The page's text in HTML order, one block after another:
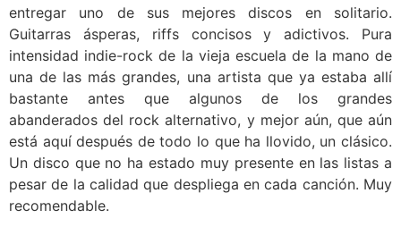
entregar uno de sus mejores discos en solitario.
Guitarras ásperas, riffs concisos y adictivos. Pura
intensidad indie-rock de la vieja escuela de la mano de
una de las más grandes, una artista que ya estaba allí
bastante antes que algunos de los grandes
abanderados del rock alternativo, y mejor aún, que aún
está aquí después de todo lo que ha llovido, un clásico.
Un disco que no ha estado muy presente en las listas a
pesar de la calidad que despliega en cada canción. Muy
recomendable.